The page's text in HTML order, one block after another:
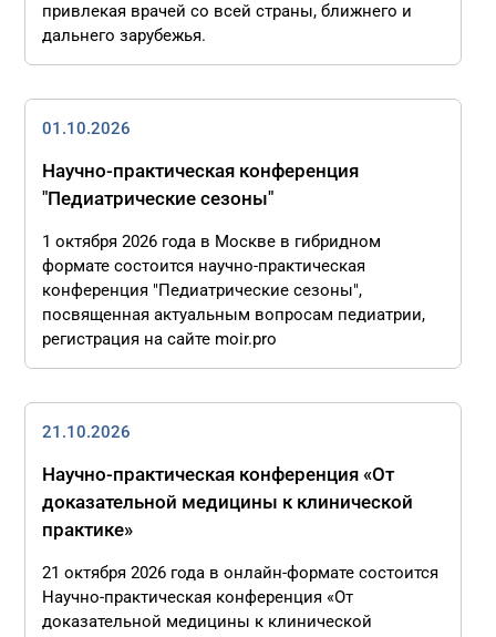
привлекая врачей со всей страны, ближнего и
дальнего зарубежья.
01.10.2026
Научно-практическая конференция
"Педиатрические сезоны"
1 октября 2026 года в Москве в гибридном
формате состоится научно-практическая
конференция "Педиатрические сезоны",
посвященная актуальным вопросам педиатрии,
регистрация на сайте moir.pro
21.10.2026
Научно-практическая конференция «От
доказательной медицины к клинической
практике»
21 октября 2026 года в онлайн-формате состоится
Научно-практическая конференция «От
доказательной медицины к клинической